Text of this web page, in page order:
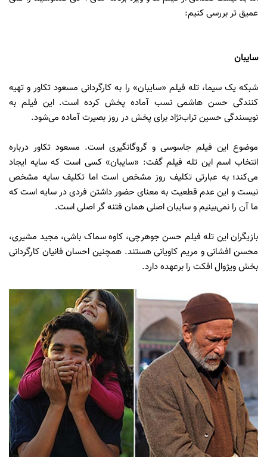
عمیق تر بررسی کنیم:
سایبان
شبکه یک سیما، تله فیلم «سایبان» را به کارگردانی مسعود تکاور و تهیه
کنندگی حسن هاشمی نسب آماده پخش کرده است. این فیلم به
نویسندگی حسین تراب‌نژاد برای پخش در روز بصیرت آماده می‌‌شود.
موضوع این فیلم جاسوسی و گروگانگیری است. مسعود تکاور درباره
انتخاب اسم این تله فیلم گفت: «سایبان» کسی است که سایه ایجاد
می‌کند؛ به عبارتی تکلیف روز مشخص است اما تکلیف سایه مشخص
نیست و این عدم قطعیت به معنای حضور داشتن فردی در سایه است که
ما آن را نمی‌بینیم و سایبان اصلی‌‌ همان فتنه گر اصلی است.
بازیگران این تله فیلم حسن جوهرچی، کاوه سماک باشی، مجید مشیری،
محسن افشانی و مریم کاویانی هستند. همچنین احسان فانیان کارگردانی
بخش ویژوال افکت را برعهده دارد.